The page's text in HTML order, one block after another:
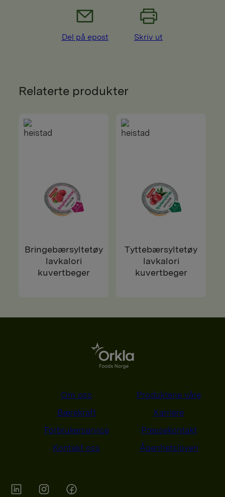
Del på epost Skriv ut
Relaterte produkter
Bringebærsyltetøy
lavkalori
kuvertbeger
Tyttebærsyltetøy
lavkalori
kuvertbeger
Om oss
Produktene våre
Bærekraft
Karriere
Forbrukerservice
Pressekontakt
Kontakt oss
Åpenhetsloven